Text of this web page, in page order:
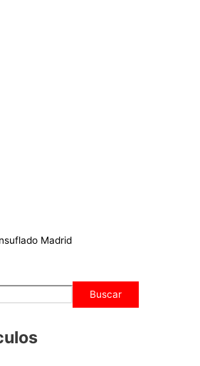
Buscar